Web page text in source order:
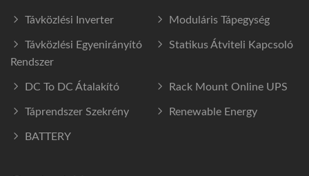
Távközlési Inverter Moduláris Tápegység
Távközlési Egyenirányító
Rendszer
Statikus Átviteli Kapcsoló
DC To DC Átalakító Rack Mount Online UPS
Táprendszer Szekrény Renewable Energy
BATTERY